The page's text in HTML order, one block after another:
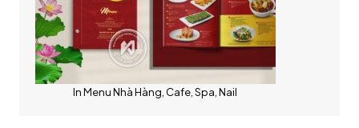
In Menu Nhà Hàng, Cafe, Spa, Nail